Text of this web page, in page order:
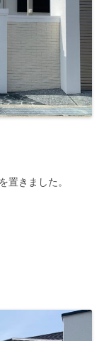
置きました。